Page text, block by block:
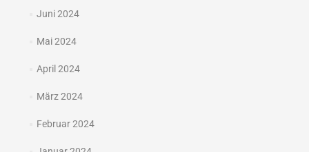
Juni 2024
Mai 2024
April 2024
März 2024
Februar 2024